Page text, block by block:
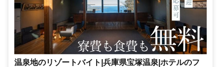
温泉地のリゾートバイト|兵庫県宝塚温泉|ホテルのフ